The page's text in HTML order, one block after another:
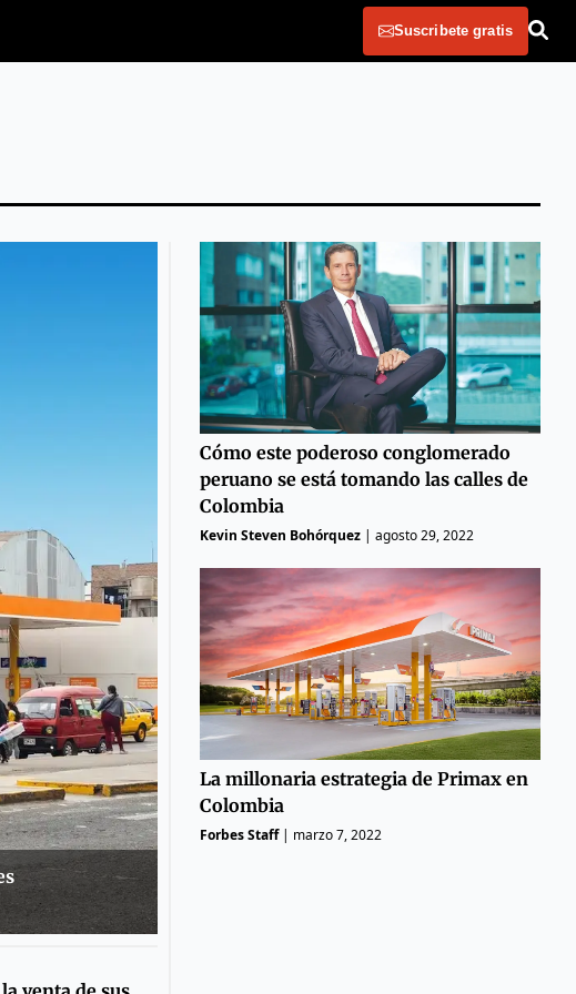
Suscribete gratis
Cómo este poderoso conglomerado
peruano se está tomando las calles de
Colombia
Kevin Steven Bohórquez| agosto 29, 2022
La millonaria estrategia de Primax en
Colombia
Forbes Staff| marzo 7, 2022